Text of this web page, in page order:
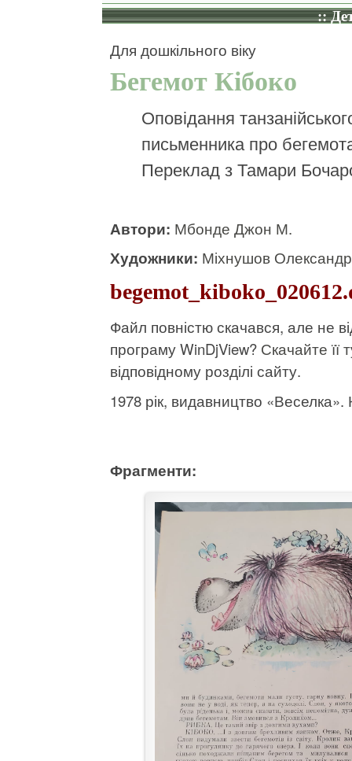
::
Для дошкільного віку
Бегемот Кібоко
Оповідання
письменника про
Переклад з Тамари
Автори: Мбонде Джон М.
Художники: Міхнушов Олександр
Файл повністю скачався, але не
програму WinDjView? Скачайте її
відповідному розділі сайту.
1978 рік, видавництво «Веселка».
Фрагменти: